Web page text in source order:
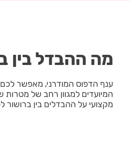
מה ההבדל בין
ענף הדפוס המודרני, מאפשר לכם
המיועדים למגוון רחב של מטרות
מקצועי על ההבדלים בין ברושור